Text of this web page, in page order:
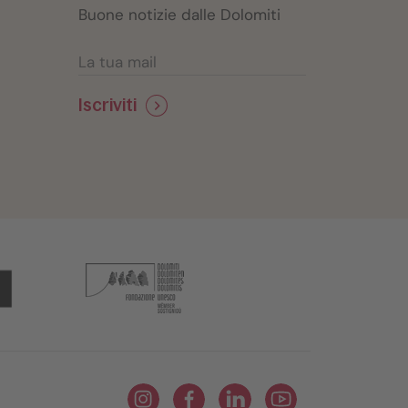
Buone notizie dalle Dolomiti
Iscriviti